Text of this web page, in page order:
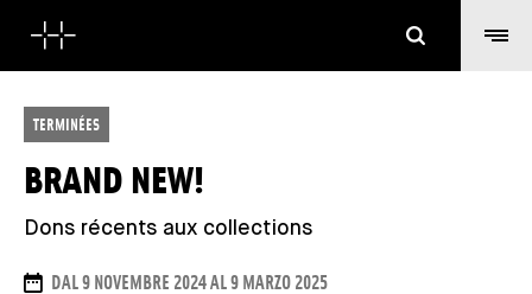
TERMINÉES
BRAND NEW!
Dons récents aux collections
DATE
DAL 9 NOVEMBRE 2024 AL 9 MARZO 2025